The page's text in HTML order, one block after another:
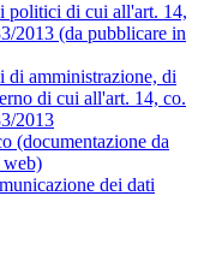
politici di cui all'art. 14,
2013 (da pubblicare in
amministrazione, di
di cui all'art. 14, co.
2013
(documentazione da
web)
dei dati